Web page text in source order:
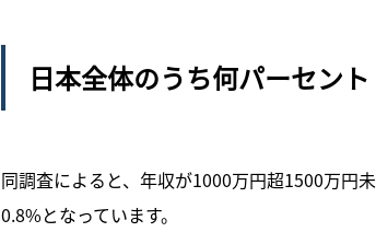
日本全体のうち何パーセント
同調査によると、年収が1000万円超1500万円
0.8%となっています。